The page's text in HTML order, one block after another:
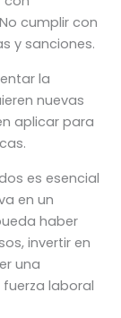
cumplir con
y sanciones.
la
nuevas
aplicar para
es esencial
en un
haber
invertir en
una
laboral